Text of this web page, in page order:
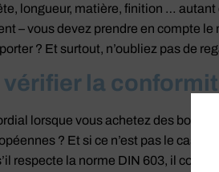
longueur, matière, finition …
– vous devez prendre en compte
? Et surtout, n’oubliez pas de
la
lorsque vous achetez des
? Et si ce n’est pas le cas,
respecte la norme DIN 603, il